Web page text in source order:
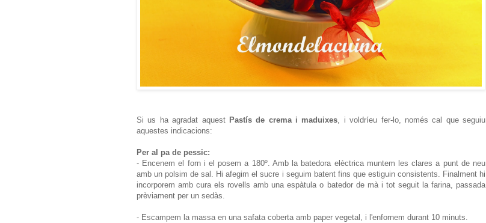
Si us ha agradat aquest Pastís de crema i maduixes, i voldríeu fer-lo, només cal que seguiu
aquestes indicacions:
Per al pa de pessic:
- Encenem el forn i el posem a 180º. Amb la batedora elèctrica muntem les clares a punt de neu
amb un polsim de sal. Hi afegim el sucre i seguim batent fins que estiguin consistents. Finalment hi
incorporem amb cura els rovells amb una espàtula o batedor de mà i tot seguit la farina, passada
prèviament per un sedàs.
- Escampem la massa en una safata coberta amb paper vegetal, i l'enfornem durant 10 minuts.